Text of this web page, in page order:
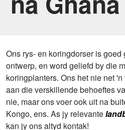
Ons rys- en koringdorser is
ontwerp, en word geliefd by die
koringplanters. Ons het nie net
aan die verskillende behoeftes
nie, maar ons voer ook uit na
Kongo, ens. As jy relevante
kan jy ons altyd kontak!